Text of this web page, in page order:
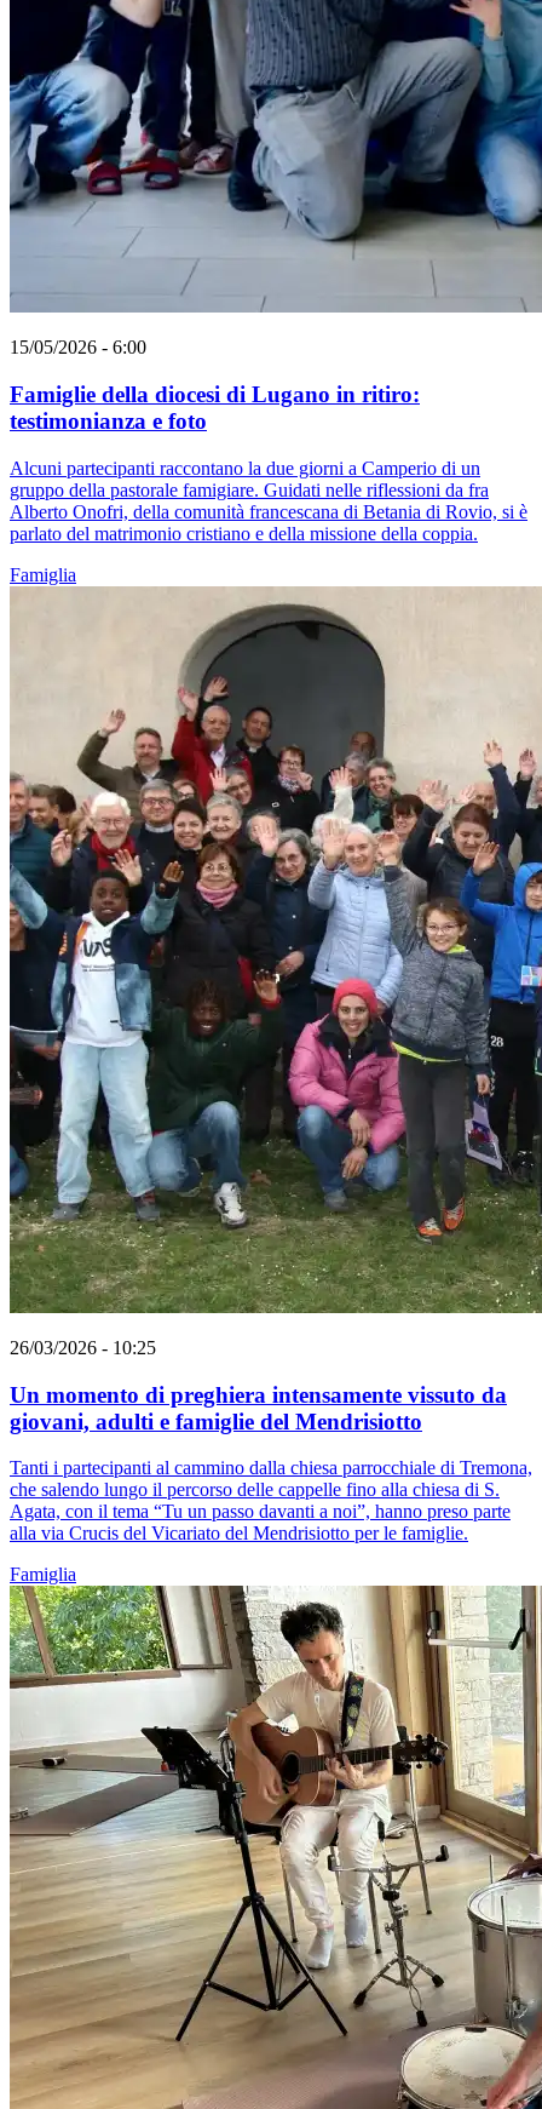
15/05/2026 - 6:00
Famiglie della diocesi di Lugano in ritiro:
testimonianza e foto
Alcuni partecipanti raccontano la due giorni a Camperio di un
gruppo della pastorale famigiare. Guidati nelle riflessioni da fra
Alberto Onofri, della comunità francescana di Betania di Rovio, si è
parlato del matrimonio cristiano e della missione della coppia.
Famiglia
26/03/2026 - 10:25
Un momento di preghiera intensamente vissuto da
giovani, adulti e famiglie del Mendrisiotto
Tanti i partecipanti al cammino dalla chiesa parrocchiale di Tremona,
che salendo lungo il percorso delle cappelle fino alla chiesa di S.
Agata, con il tema “Tu un passo davanti a noi”, hanno preso parte
alla via Crucis del Vicariato del Mendrisiotto per le famiglie.
Famiglia